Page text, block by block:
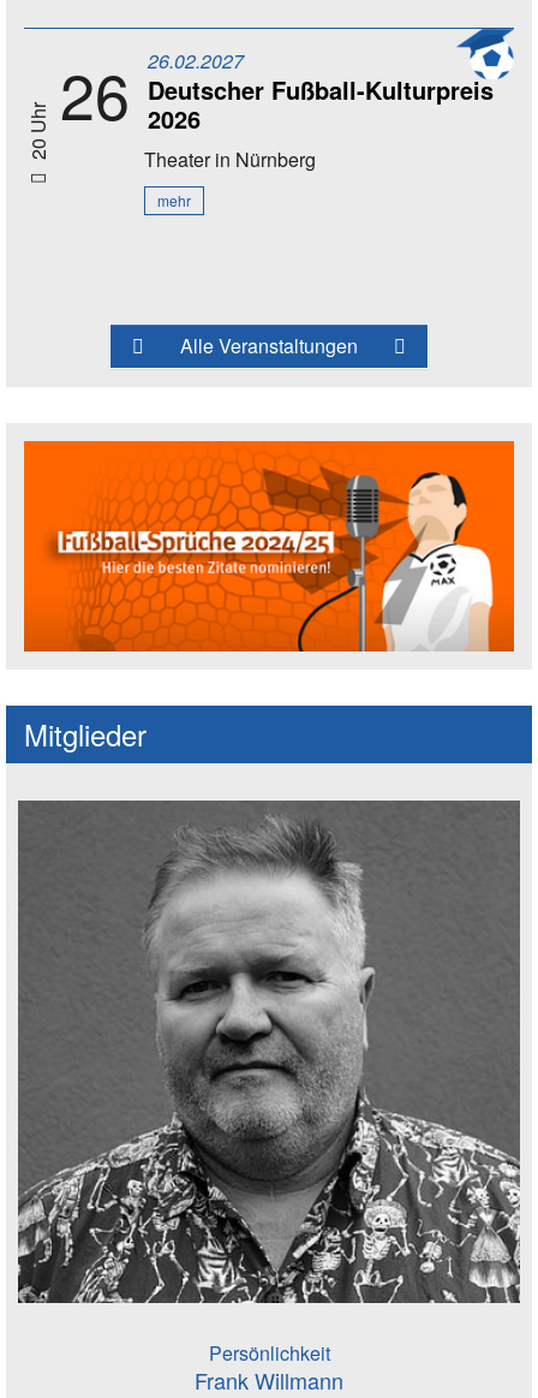
20 Uhr 26 26.02.2027
Deutscher Fußball-Kulturpreis
2026
Theaterin Nürnberg
mehr
Alle Veranstaltungen
Mitglieder
Persönlichkeit
Frank Willmann